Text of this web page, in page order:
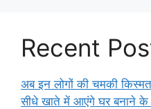
Recent
अब इन लोगों की चमकी
सीधे खाते में आएंगे घर बनाने